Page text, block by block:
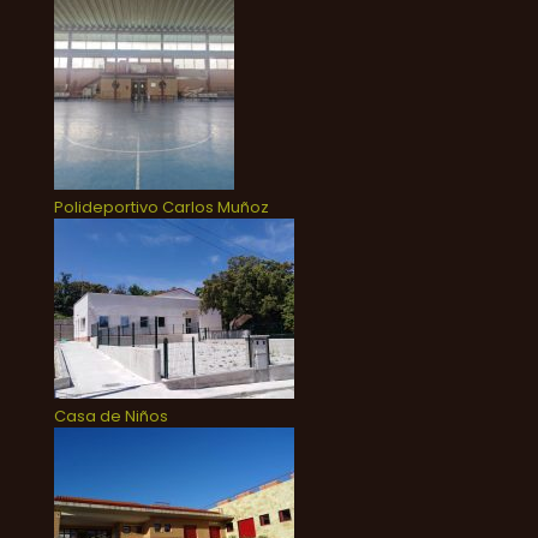
Polideportivo Carlos Muñoz
Casa de Niños